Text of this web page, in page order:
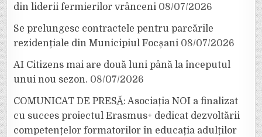
din liderii fermierilor vrânceni 08/07/2026
Se prelungesc contractele pentru parcările
rezidențiale din Municipiul Focșani 08/07/2026
AI Citizens mai are două luni până la începutul
unui nou sezon. 08/07/2026
COMUNICAT DE PRESĂ: Asociația NOI a finalizat
cu succes proiectul Erasmus+ dedicat dezvoltării
competențelor formatorilor în educația adulților